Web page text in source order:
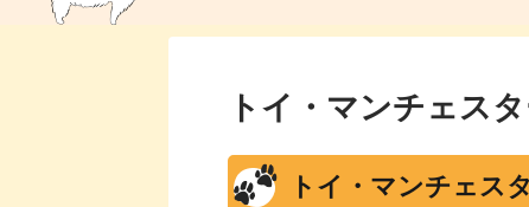
犬のこと
犬のしつけ
犬のア
猫のこと
猫のしつけ
猫のア
ペットフード
トイ・マンチェス
トイ・マンチェス